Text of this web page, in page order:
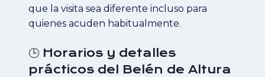
que la visita sea diferente incluso para
quienes acuden habitualmente.
🕒 Horarios y detalles
prácticos del Belén de Altura